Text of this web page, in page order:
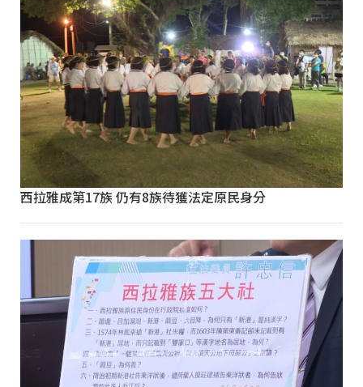
西拉雅成第17族 仍有8族待獲法定原民身分